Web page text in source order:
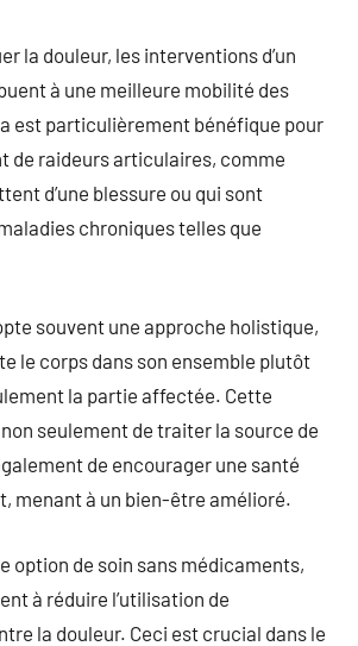
la douleur, les interventions d’un
à une meilleure mobilité des
est particulièrement bénéfique pour
de raideurs articulaires, comme
d’une blessure ou qui sont
chroniques telles que
souvent une approche holistique,
le corps dans son ensemble plutôt
la partie affectée. Cette
seulement de traiter la source de
de encourager une santé
menant à un bien-être amélioré.
option de soin sans médicaments,
à réduire l’utilisation de
la douleur. Ceci est crucial dans le